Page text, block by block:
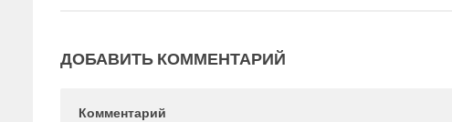
ДОБАВИТЬ КОММЕНТАРИЙ
Комментарий